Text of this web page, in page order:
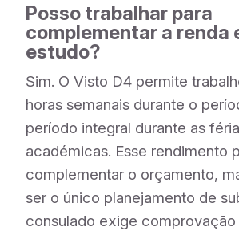
Posso trabalhar para
complementar a renda
estudo?
Sim. O Visto D4 permite
horas semanais durante o
período integral durante as
académicas. Esse rendimento
complementar o orçamento,
ser o único planejamento de
consulado exige comprovação